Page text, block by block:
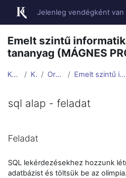
Jelenleg vendégként
Emelt szintű
tananyag (MÁGNES
Kezdőoldal Kurzusok Orosházi Pályázat Emelt szintű informatika távoktatási tananyag (MÁ...
sql alap - feladat
Feladat
SQL lekérdezésekhez hozzunk
adatbázist és töltsük be az